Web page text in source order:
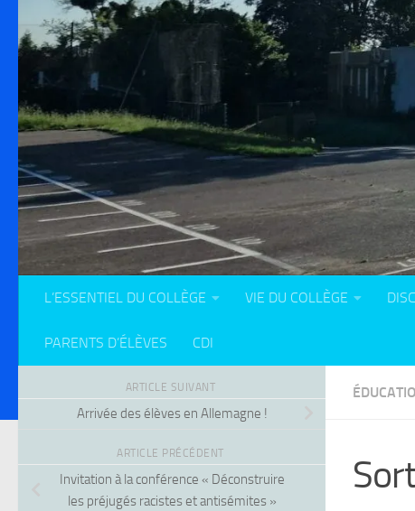
L’ESSENTIEL DU COLLÈGE VIE DU COLLÈGE
PARENTS D’ÉLÈVES CDI
ARTICLE SUIVANT
Arrivée des élèves en Allemagne !
ARTICLE PRÉCÉDENT
Invitation à la conférence « Déconstruire
les préjugés racistes et antisémites »